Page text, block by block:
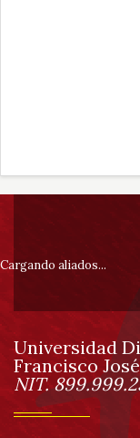
pie
de
página
Cargando aliados...
Información
Universidad
Francisco
NIT.